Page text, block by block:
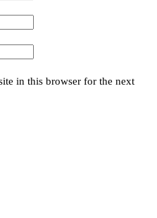
in this browser for the next